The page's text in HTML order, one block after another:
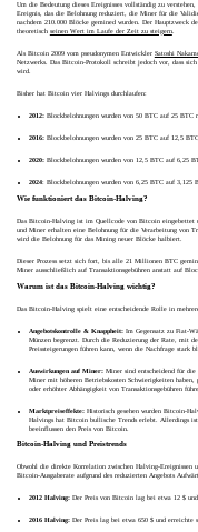
Um die Bedeutung dieses Ereignisses vollständig zu
Ereignis, das die Belohnung reduziert, die Miner für die
nachdem 210.000 Blöcke gemined wurden. Der Hauptzweck
theoretisch seinen Wert im Laufe der Zeit zu steigern.
Als Bitcoin 2009 vom pseudonymen Entwickler Satoshi
Netzwerks. Das Bitcoin-Protokoll schreibt jedoch vor, dass
wird.
Bisher hat Bitcoin vier Halvings durchlaufen:
2012:Blockbelohnungen wurden von 50 BTC auf 25 BTC
2016:Blockbelohnungen wurden von 25 BTC auf 12,5
2020:Blockbelohnungen wurden von 12,5 BTC auf 6,25
2024: Blockbelohnungen wurden von 6,25 BTC auf 3,125
Wie funktioniert das Bitcoin-Halving?
Das Bitcoin-Halving ist im Quellcode von Bitcoin
und Miner erhalten eine Belohnung für die Verarbeitung von
wird die Belohnung für das Mining neuer Blöcke halbiert.
Dieser Prozess setzt sich fort, bis alle 21 Millionen BTC
Miner ausschließlich auf Transaktionsgebühren anstatt auf
Warum ist das Bitcoin-Halving wichtig?
Das Bitcoin-Halving spielt eine entscheidende Rolle in
Angebotskontrolle & Knappheit:Im Gegensatz zu Fiat-
Münzen begrenzt. Durch die Reduzierung der Rate, mit
Preissteigerungen führen kann, wenn die Nachfrage stark
Auswirkungen auf Miner:Miner sind entscheidend für die
Miner mit höheren Betriebskosten Schwierigkeiten
oder erhöhter Abhängigkeit von Transaktionsgebühren
Marktpreiseffekte:Historisch gesehen wurden Bitcoin-
Halvings hat Bitcoin bullische Trends erlebt. Allerdings ist
beeinflussen den Preis von Bitcoin.
Bitcoin-Halving und Preistrends
Obwohl die direkte Korrelation zwischen Halving-Ereignissen
Bitcoin-Ausgaberate aufgrund des reduzierten Angebots
2012 Halving:Der Preis von Bitcoin lag bei etwa 12 $ und
2016 Halving:Der Preis lag bei etwa 650 $ und erreichte